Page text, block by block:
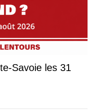
Savoie les 31